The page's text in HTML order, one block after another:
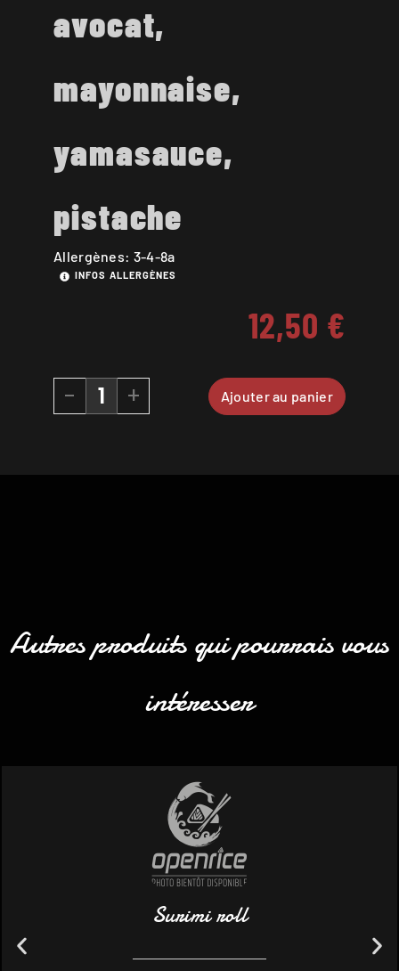
avocat,
mayonnaise,
yamasauce,
pistache
Allergènes: 3-4-8a
INFOS ALLERGÈNES
12,50 €
- + Ajouter au panier
Autres produits qui pourrais vous
intéresser
Surimi roll